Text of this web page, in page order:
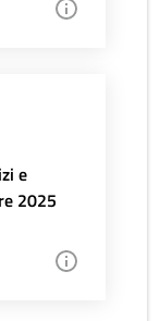
e
2025